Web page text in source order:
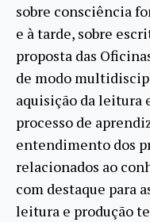
sobre consciência
e à tarde, sobre
proposta das
de modo
aquisição da leitura
processo de
entendimento dos
relacionados ao
com destaque para
leitura e produção